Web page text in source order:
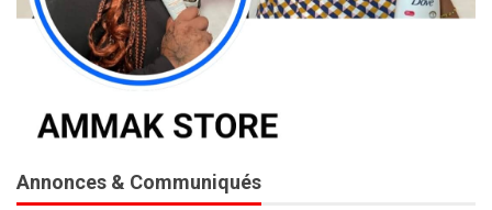
Annonces & Communiqués